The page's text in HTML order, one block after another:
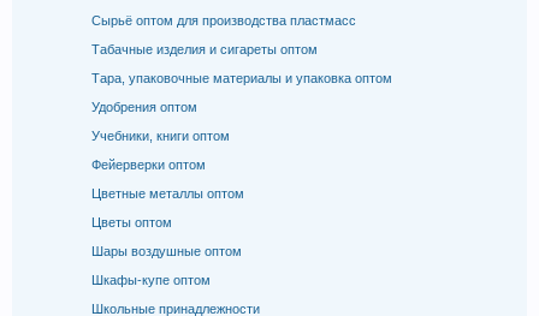
Сырьё оптом для производства пластмасс
Табачные изделия и сигареты оптом
Тара, упаковочные материалы и упаковка оптом
Удобрения оптом
Учебники, книги оптом
Фейерверки оптом
Цветные металлы оптом
Цветы оптом
Шары воздушные оптом
Шкафы-купе оптом
Школьные принадлежности